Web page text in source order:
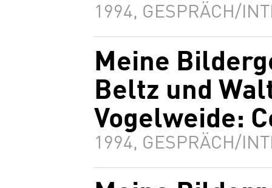
1994, GESPRÄCH/
Meine
Beltz und
Vogelweide:
1994, GESPRÄCH/